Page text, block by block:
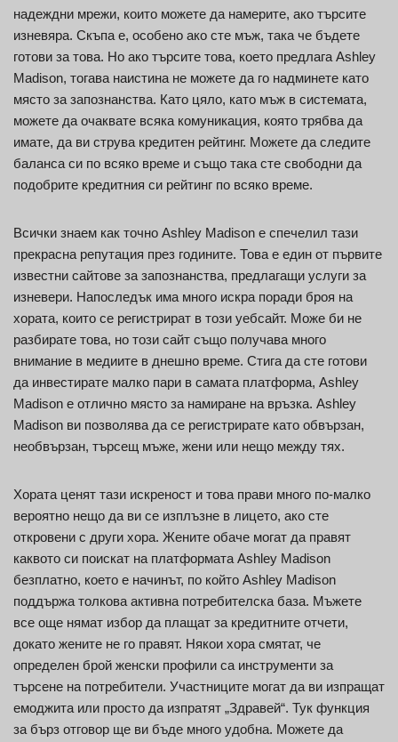
надеждни мрежи, които можете да намерите, ако търсите
изневяра. Скъпа е, особено ако сте мъж, така че бъдете
готови за това. Но ако търсите това, което предлага Ashley
Madison, тогава наистина не можете да го надминете като
място за запознанства. Като цяло, като мъж в системата,
можете да очаквате всяка комуникация, която трябва да
имате, да ви струва кредитен рейтинг. Можете да следите
баланса си по всяко време и също така сте свободни да
подобрите кредитния си рейтинг по всяко време.
Всички знаем как точно Ashley Madison е спечелил тази
прекрасна репутация през годините. Това е един от първите
известни сайтове за запознанства, предлагащи услуги за
изневери. Напоследък има много искра поради броя на
хората, които се регистрират в този уебсайт. Може би не
разбирате това, но този сайт също получава много
внимание в медиите в днешно време. Стига да сте готови
да инвестирате малко пари в самата платформа, Ashley
Madison е отлично място за намиране на връзка. Ashley
Madison ви позволява да се регистрирате като обвързан,
необвързан, търсещ мъже, жени или нещо между тях.
Хората ценят тази искреност и това прави много по-малко
вероятно нещо да ви се изплъзне в лицето, ако сте
откровени с други хора. Жените обаче могат да правят
каквото си поискат на платформата Ashley Madison
безплатно, което е начинът, по който Ashley Madison
поддържа толкова активна потребителска база. Мъжете
все още нямат избор да плащат за кредитните отчети,
докато жените не го правят. Някои хора смятат, че
определен брой женски профили са инструменти за
търсене на потребители. Участниците могат да ви изпращат
емоджита или просто да изпратят „Здравей“. Тук функция
за бърз отговор ще ви бъде много удобна. Можете да